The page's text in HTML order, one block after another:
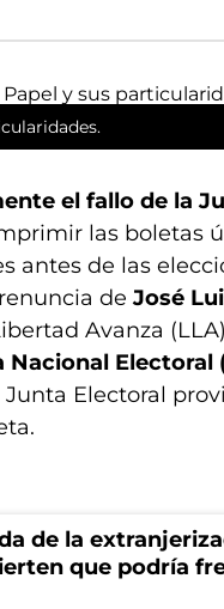
el fallo de la
las boletas
antes de las
de José
Avanza
Nacional Electoral
Electoral
de la
que podría